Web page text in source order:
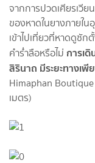
จากการปวดเศียรเวีย
ของหาดในยางภายใ
เข้าไปเที่ยวที่หาดดูซั
คำร่ำลือหรือไม่ การเ
สิรินาถ มีระยะทางเพี
Himaphan Boutique
เมตร)